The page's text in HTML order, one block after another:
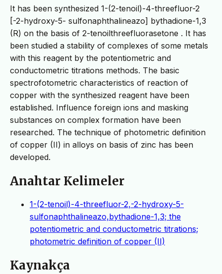
It has been synthesized 1-(2-tenoil)-4-threefluor-2
[-2-hydroxy-5- sulfonaphthalineazo] bythadione-1,3
(R) on the basis of 2-tenoilthreefluorasetone . It has
been studied a stability of complexes of some metals
with this reagent by the potentiometric and
conductometric titrations methods. The basic
spectrofotometric characteristics of reaction of
copper with the synthesized reagent have been
established. Influence foreign ions and masking
substances on complex formation have been
researched. The technique of photometric definition
of copper (II) in alloys on basis of zinc has been
developed.
Anahtar Kelimeler
1-(2-tenoil)-4-threefluor-2,-2-hydroxy-5-
sulfonaphthalineazo,bythadione-1,3; the
potentiometric and conductometric titrations;
photometric definition of copper (II)
Kaynakça